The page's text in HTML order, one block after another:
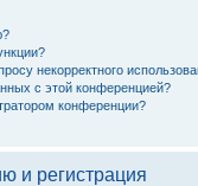
некорректного
с этой конференцией?
конференции?
и регистрация